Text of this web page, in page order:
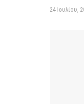
24 Ιουλίου,